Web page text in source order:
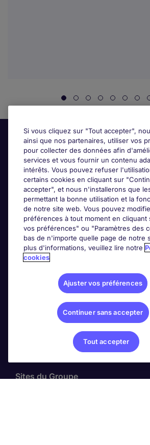
Candidats
Entreprises
Contact
Les avis Google
Nos offres d'emploi
Sites du Groupe
Si vous cliquez sur "Tout accepter",
ainsi que nos partenaires, utiliser vos
pour collecter des données afin
services et vous fournir un contenu
intérêts. Vous pouvez refuser
certains cookies en cliquant sur
accepter", et nous n'installerons que
permettant la bonne utilisation et la
de notre site web. Vous pouvez
préférences à tout moment en cliquant
vos préférences" ou "Paramètres des
bas de n'importe quelle page de notre
plus d'informations, veuillez lire notre
cookies
Ajuster vos préférences
Continuer sans accepter
Tout accepter